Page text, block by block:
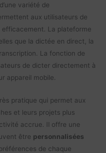
variété de
aux utilisateurs de
La plateforme
que la dictée en direct, la
La fonction de
de dicter directement à
appareil mobile.
pratique qui permet aux
et leurs projets plus
accrue. Il offre une
être personnalisées
de chaque